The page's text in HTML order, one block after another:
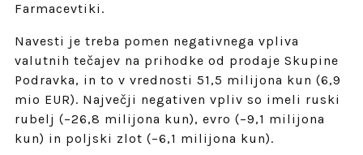
Farmacevtiki.
Navesti je treba pomen negativnega vpliva
valutnih tečajev na prihodke od prodaje Skupine
Podravka, in to v vrednosti 51,5 milijona kun (6,9
mio EUR). Največji negativen vpliv so imeli ruski
rubelj (–26,8 milijona kun), evro (–9,1 milijona
kun) in poljski zlot (–6,1 milijona kun).